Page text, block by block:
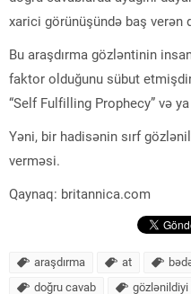
xarici görünüşündə baş
Bu araşdırma gözləntinin
faktor olduğunu sübut
“Self Fulfilling Prophecy” və
Yəni, bir hadisənin sırf
verməsi.
Qaynaq: britannica.com
araşdırma at
doğru cavab